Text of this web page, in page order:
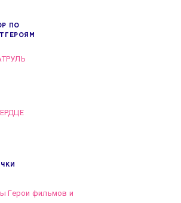
ПО
Герои фильмов и